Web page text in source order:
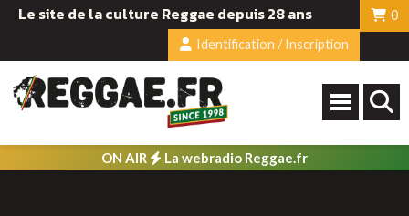
Le site de la culture Reggae depuis 28 ans
0
Identification / Inscription
ON AIR La webradio Reggae.fr